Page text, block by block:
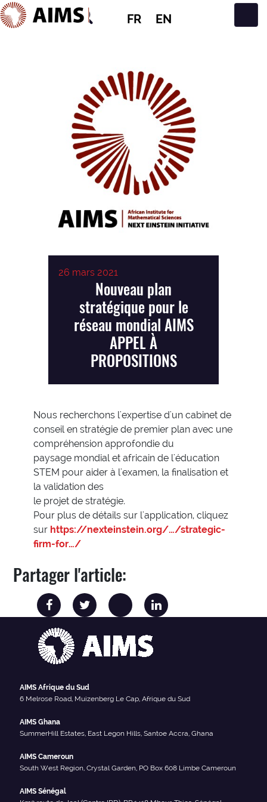
FR EN
26 mars 2021
Nouveau plan
stratégique pour le
réseau mondial AIMS
APPEL À
PROPOSITIONS
Nous recherchons l'expertise d'un cabinet de
conseil en stratégie de premier plan avec une
compréhension approfondie du
paysage mondial et africain de l'éducation
STEM pour aider à l'examen, la finalisation et
la validation des
le projet de stratégie.
Pour plus de détails sur l'application, cliquez
sur https://nexteinstein.org/…/strategic-
firm-for…/
Partager l'article:
AIMS Afrique du Sud
6 Melrose Road, Muizenberg Le Cap, Afrique du Sud
AIMS Ghana
SummerHill Estates, East Legon Hills, Santoe Accra, Ghana
AIMS Cameroun
South West Region, Crystal Garden, PO Box 608 Limbe Cameroun
AIMS Sénégal